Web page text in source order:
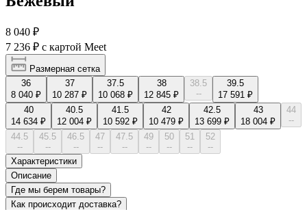
8 040 ₽
7 236 ₽ с картой Meet
Размерная сетка
36
8 040 ₽
37
10 287 ₽
37.5
10 068 ₽
38
12 845 ₽
38.5
--
39.5
17 591 ₽
40
14 634 ₽
40.5
12 004 ₽
41.5
10 592 ₽
42
10 479 ₽
42.5
13 699 ₽
43
18 004 ₽
44
--
44.5
--
45.5
--
46.5
--
47
--
47.5
--
49
--
50
--
51
--
52
--
Характеристики
Описание
Где мы берем товары?
Как происходит доставка?